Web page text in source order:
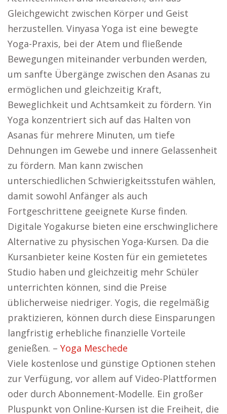
Gleichgewicht zwischen Körper und Geist
herzustellen. Vinyasa Yoga ist eine bewegte
Yoga-Praxis, bei der Atem und fließende
Bewegungen miteinander verbunden werden,
um sanfte Übergänge zwischen den Asanas zu
ermöglichen und gleichzeitig Kraft,
Beweglichkeit und Achtsamkeit zu fördern. Yin
Yoga konzentriert sich auf das Halten von
Asanas für mehrere Minuten, um tiefe
Dehnungen im Gewebe und innere Gelassenheit
zu fördern. Man kann zwischen
unterschiedlichen Schwierigkeitsstufen wählen,
damit sowohl Anfänger als auch
Fortgeschrittene geeignete Kurse finden.
Digitale Yogakurse bieten eine erschwinglichere
Alternative zu physischen Yoga-Kursen. Da die
Kursanbieter keine Kosten für ein gemietetes
Studio haben und gleichzeitig mehr Schüler
unterrichten können, sind die Preise
üblicherweise niedriger. Yogis, die regelmäßig
praktizieren, können durch diese Einsparungen
langfristig erhebliche finanzielle Vorteile
genießen. – Yoga Meschede
Viele kostenlose und günstige Optionen stehen
zur Verfügung, vor allem auf Video-Plattformen
oder durch Abonnement-Modelle. Ein großer
Pluspunkt von Online-Kursen ist die Freiheit, die